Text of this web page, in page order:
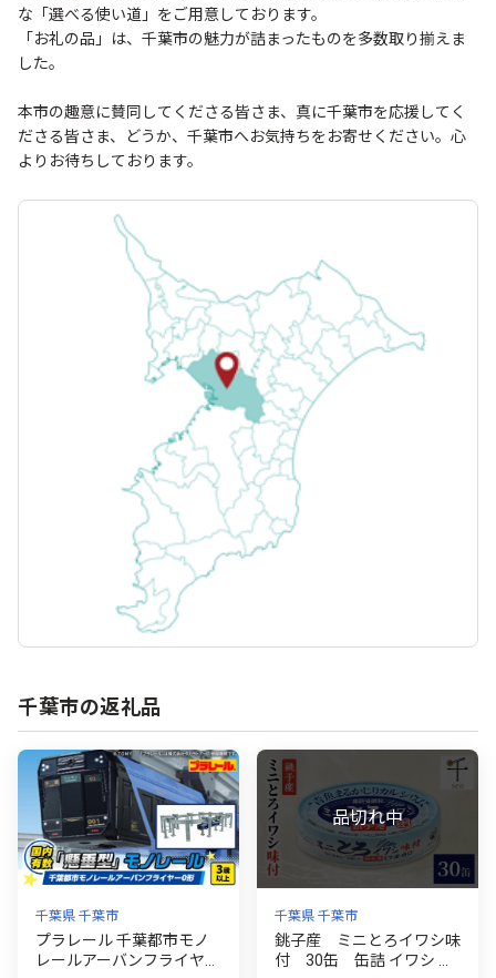
な「選べる使い道」をご用意しております。
「お礼の品」は、千葉市の魅力が詰まったものを多数取り揃えま
した。
本市の趣意に賛同してくださる皆さま、真に千葉市を応援してく
ださる皆さま、どうか、千葉市へお気持ちをお寄せください。心
よりお待ちしております。
千葉市の返礼品
千葉県 千葉市
プラレール 千葉都市モノ
レールアーバンフライヤー
千葉県 千葉市
銚子産 ミニとろイワシ味
付 30缶 缶詰 イワシ い